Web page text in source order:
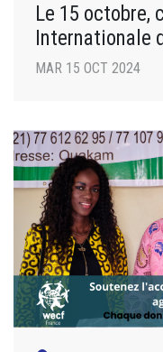
Le 15 octobre,
Internationale
MAR 15 OCT 2024